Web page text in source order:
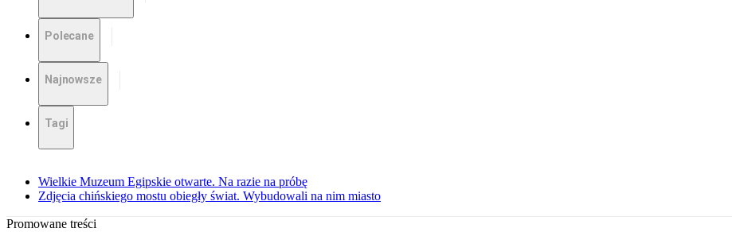
Polecane
Najnowsze
Tagi
Wielkie Muzeum Egipskie otwarte. Na razie na próbę
Zdjęcia chińskiego mostu obiegły świat. Wybudowali na nim miasto
Promowane treści